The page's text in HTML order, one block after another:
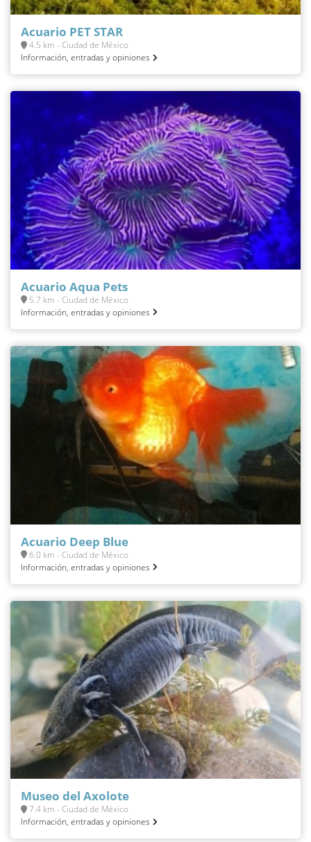
Acuario PET STAR
4.5 km - Ciudad de México
Información, entradas y opiniones
Acuario Aqua Pets
5.7 km - Ciudad de México
Información, entradas y opiniones
Acuario Deep Blue
6.0 km - Ciudad de México
Información, entradas y opiniones
Museo del Axolote
7.4 km - Ciudad de México
Información, entradas y opiniones